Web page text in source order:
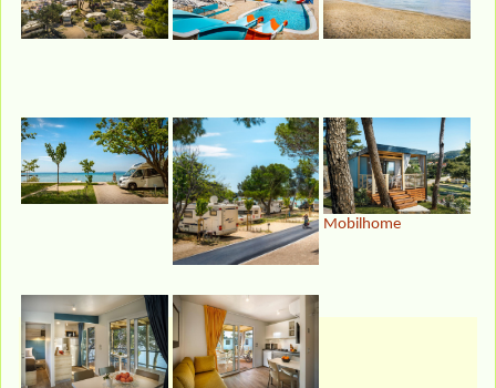
Mobilhome